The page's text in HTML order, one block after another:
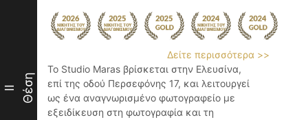
II Θέση
Δείτε περισσότερα >>
Το Studio Maras βρίσκεται στην Ελευσίνα,
επί της οδού Περσεφόνης 17, και λειτουργεί
ως ένα αναγνωρισμένο φωτογραφείο με
εξειδίκευση στη φωτογραφία και τη